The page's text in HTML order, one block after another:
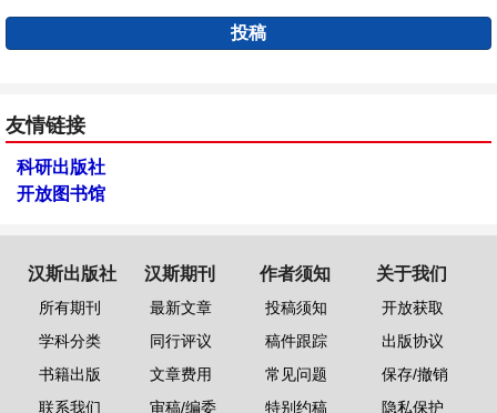
投稿
友情链接
科研出版社
开放图书馆
汉斯出版社
所有期刊
学科分类
书籍出版
联系我们
汉斯期刊
最新文章
同行评议
文章费用
审稿/编委
作者须知
投稿须知
稿件跟踪
常见问题
特别约稿
关于我们
开放获取
出版协议
保存/撤销
隐私保护